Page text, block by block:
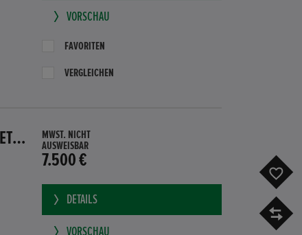
VORSCHAU
FAVORITEN
VERGLEICHEN
HONDA CR-Z GT HYBRID PDC SITZHEIZUNG SUBWOOFER BLUETOOTH
MWST. NICHT
AUSWEISBAR
7.500 €
DETAILS
VORSCHAU